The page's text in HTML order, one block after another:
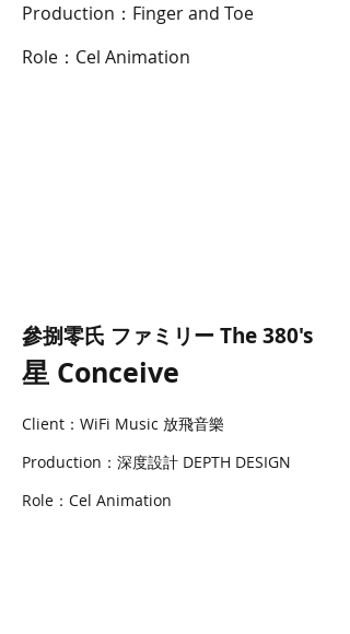
Production：Finger and Toe
Role：Cel Animation
參捌零氏 ファミリー The 380's
星 Conceive
Client：WiFi Music 放飛音樂
Production：深度設計 DEPTH DESIGN
Role：Cel Animation